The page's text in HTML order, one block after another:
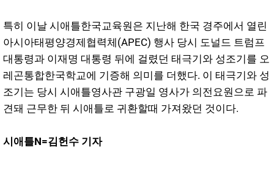
특히 이날 시애틀한국교육원은 지난해 한국 경주에서 열린
아시아태평양경제협력체(APEC) 행사 당시 도널드 트럼프
대통령과 이재명 대통령 뒤에 걸렸던 태극기와 성조기를 오
레곤통합한국학교에 기증해 의미를 더했다. 이 태극기와 성
조기는 당시 시애틀영사관 구광일 영사가 의전요원으로 파
견돼 근무한 뒤 시애틀로 귀환할때 가져왔던 것이다.
시애틀N=김헌수 기자